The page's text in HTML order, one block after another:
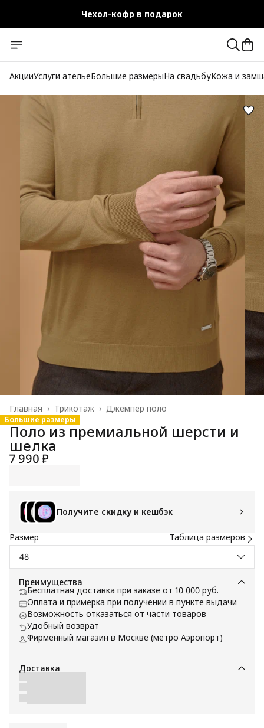
Чехол-кофр в подарок
Бесплатная доставка при заказе от 10 000 руб.
АкцииУслуги ательеБольшие размерыНа свадьбуКожа и
Джемпер поло
Трикотаж ›
Главная ›
Большие размеры
Поло из премиальной шерсти и
шелка
7 990 ₽
Получите скидку и кешбэк
Размер
Таблица размеров
48
Преимущества
Бесплатная доставка при заказе от 10 000 руб.
Оплата и примерка при получении в пункте выдачи
Возможность отказаться от части товаров
Удобный возврат
Фирменный магазин в Москве (метро Аэропорт)
Доставка